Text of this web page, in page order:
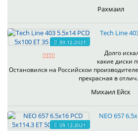
Рахмаил
09.12.2021
Tech Line
Долго
какие диски
Остановился на Российскои
прекрасная в
Михаил Ейск
09.12.2021
NEO 657